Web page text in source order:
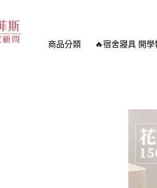
商品分類 🔥宿舍寢具 開學